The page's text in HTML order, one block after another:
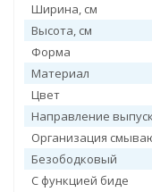
Ширина, см
Высота, см
Форма
Материал
Цвет
Направление
Организация
Безободковый
С функцией биде